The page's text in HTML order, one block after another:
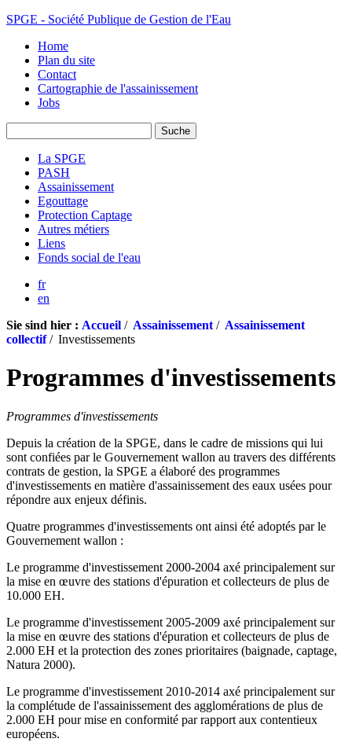
SPGE - Société Publique de Gestion de l'Eau
Home
Plan du site
Contact
Cartographie de l'assainissement
Jobs
La SPGE
PASH
Assainissement
Egouttage
Protection Captage
Autres métiers
Liens
Fonds social de l'eau
fr
en
Sie sind hier : Accueil / Assainissement / Assainissement
collectif / Investissements
Programmes d'investissements
Programmes d'investissements
Depuis la création de la SPGE, dans le cadre de missions qui lui
sont confiées par le Gouvernement wallon au travers des différents
contrats de gestion, la SPGE a élaboré des programmes
d'investissements en matière d'assainissement des eaux usées pour
répondre aux enjeux définis.
Quatre programmes d'investissements ont ainsi été adoptés par le
Gouvernement wallon :
Le programme d'investissement 2000-2004 axé principalement sur
la mise en œuvre des stations d'épuration et collecteurs de plus de
10.000 EH.
Le programme d'investissement 2005-2009 axé principalement sur
la mise en œuvre des stations d'épuration et collecteurs de plus de
2.000 EH et la protection des zones prioritaires (baignade, captage,
Natura 2000).
Le programme d'investissement 2010-2014 axé principalement sur
la complétude de l'assainissement des agglomérations de plus de
2.000 EH pour mise en conformité par rapport aux contentieux
européens.